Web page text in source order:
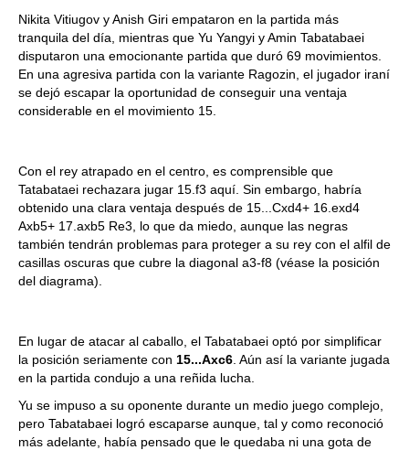
Nikita Vitiugov y Anish Giri empataron en la partida más
tranquila del día, mientras que Yu Yangyi y Amin Tabatabaei
disputaron una emocionante partida que duró 69 movimientos.
En una agresiva partida con la variante Ragozin, el jugador iraní
se dejó escapar la oportunidad de conseguir una ventaja
considerable en el movimiento 15.
Con el rey atrapado en el centro, es comprensible que
Tatabataei rechazara jugar 15.f3 aquí. Sin embargo, habría
obtenido una clara ventaja después de 15...Cxd4+ 16.exd4
Axb5+ 17.axb5 Re3, lo que da miedo, aunque las negras
también tendrán problemas para proteger a su rey con el alfil de
casillas oscuras que cubre la diagonal a3-f8 (véase la posición
del diagrama).
En lugar de atacar al caballo, el Tabatabaei optó por simplificar
la posición seriamente con 15...Axc6 . Aún así la variante jugada
en la partida condujo a una reñida lucha.
Yu se impuso a su oponente durante un medio juego complejo,
pero Tabatabaei logró escaparse aunque, tal y como reconoció
más adelante, había pensado que le quedaba ni una gota de